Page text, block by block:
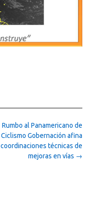
Rumbo al Panamericano de
Ciclismo Gobernación afina
coordinaciones técnicas de
mejoras en vías →